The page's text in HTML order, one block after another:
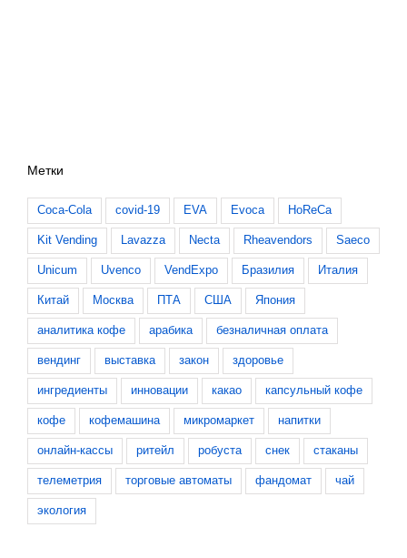
Метки
Coca-Cola covid-19 EVA Evoca HoReCa
Kit Vending Lavazza Necta Rheavendors Saeco
Unicum Uvenco VendExpo Бразилия Италия
Китай Москва ПТА США Япония
аналитика кофе арабика безналичная оплата
вендинг выставка закон здоровье
ингредиенты инновации какао капсульный кофе
кофе кофемашина микромаркет напитки
онлайн-кассы ритейл робуста снек стаканы
телеметрия торговые автоматы фандомат чай
экология